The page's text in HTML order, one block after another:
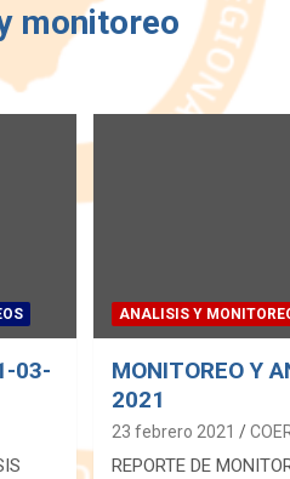
monitoreo
03-
ANALISIS Y
MONITOREO Y
2021
23 febrero 2021
REPORTE DE